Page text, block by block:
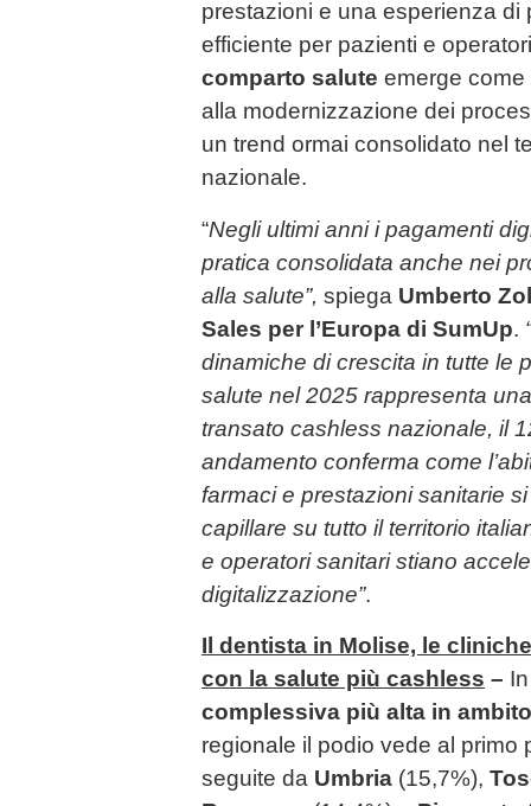
prestazioni e una esperienza di
efficiente per pazienti e
comparto salute emerge come
alla modernizzazione dei
un trend ormai consolidato nel
nazionale.
“Negli ultimi anni i pagamenti
pratica consolidata anche nei
alla salute”, spiega Umberto
Sales per l’Europa di SumUp.
dinamiche di crescita in tutte le
salute nel 2025 rappresenta
transato cashless nazionale, il
andamento conferma come
farmaci e prestazioni sanitarie
capillare su tutto il territorio
e operatori sanitari stiano
digitalizzazione”.
Il dentista in Molise, le
con la salute più cashless –
complessiva più alta in
regionale il podio vede al primo
seguite da Umbria (15,7%),